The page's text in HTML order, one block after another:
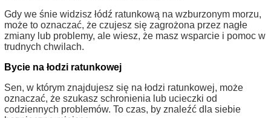
Gdy we śnie widzisz łódź ratunkową na wzburzonym morzu,
może to oznaczać, że czujesz się zagrożona przez nagłe
zmiany lub problemy, ale wiesz, że masz wsparcie i pomoc w
trudnych chwilach.
Bycie na łodzi ratunkowej
Sen, w którym znajdujesz się na łodzi ratunkowej, może
oznaczać, że szukasz schronienia lub ucieczki od
codziennych problemów. To czas, by znaleźć dla siebie